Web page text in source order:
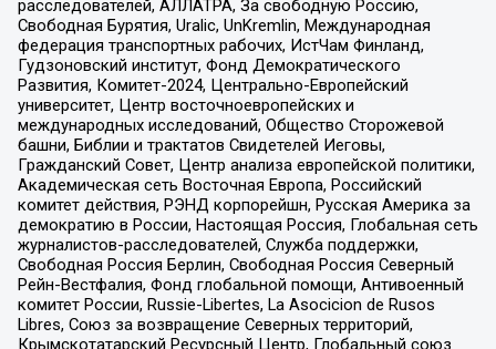
расследователей, АЛЛАТРА, За свободную Россию,
Свободная Бурятия, Uralic, UnKremlin, Международная
федерация транспортных рабочих, ИстЧам Финланд,
Гудзоновский институт, Фонд Демократического
Развития, Комитет-2024, Центрально-Европейский
университет, Центр восточноевропейских и
международных исследований, Общество Сторожевой
башни, Библии и трактатов Свидетелей Иеговы,
Гражданский Совет, Центр анализа европейской политики,
Академическая сеть Восточная Европа, Российский
комитет действия, РЭНД корпорейшн, Русская Америка за
демократию в России, Настоящая Россия, Глобальная сеть
журналистов-расследователей, Служба поддержки,
Свободная Россия Берлин, Свободная Россия Северный
Рейн-Вестфалия, Фонд глобальной помощи, Антивоенный
комитет России, Russie-Libertes, La Asocicion de Rusos
Libres, Союз за возвращение Северных территорий,
Крымскотатарский Ресурсный Центр, Глобальный союз